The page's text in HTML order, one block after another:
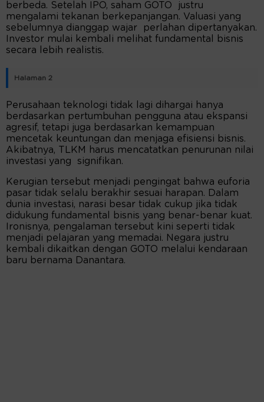
berbeda. Setelah IPO, saham GOTO justru
mengalami tekanan berkepanjangan. Valuasi yang
sebelumnya dianggap wajar perlahan dipertanyakan.
Investor mulai kembali melihat fundamental bisnis
secara lebih realistis.
Halaman 2
Perusahaan teknologi tidak lagi dihargai hanya
berdasarkan pertumbuhan pengguna atau ekspansi
agresif, tetapi juga berdasarkan kemampuan
mencetak keuntungan dan menjaga efisiensi bisnis.
Akibatnya, TLKM harus mencatatkan penurunan nilai
investasi yang signifikan.
Kerugian tersebut menjadi pengingat bahwa euforia
pasar tidak selalu berakhir sesuai harapan. Dalam
dunia investasi, narasi besar tidak cukup jika tidak
didukung fundamental bisnis yang benar-benar kuat.
Ironisnya, pengalaman tersebut kini seperti tidak
menjadi pelajaran yang memadai. Negara justru
kembali dikaitkan dengan GOTO melalui kendaraan
baru bernama Danantara.